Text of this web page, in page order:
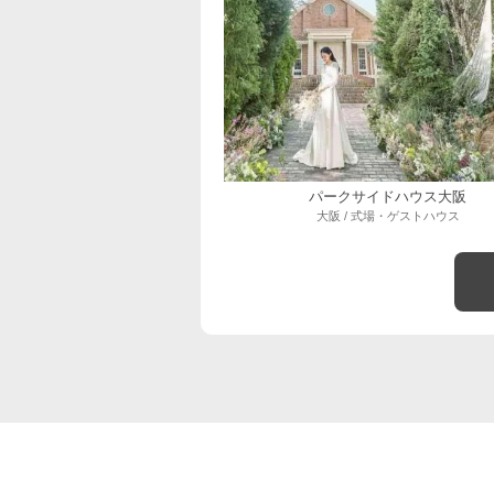
パークサイドハウス大阪
大阪 / 式場・ゲストハウス